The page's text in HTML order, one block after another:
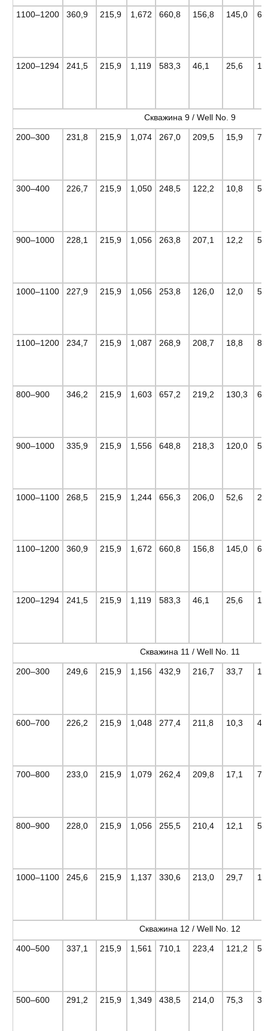
1100–1200 360,9 215,9 1,672 660,8 156,8 145,0
1200–1294 241,5 215,9 1,119 583,3 46,1 25,6
Скважина 9 / Well No. 9
200–300 231,8 215,9 1,074 267,0 209,5 15,9
300–400 226,7 215,9 1,050 248,5 122,2 10,8
900–1000 228,1 215,9 1,056 263,8 207,1 12,2
1000–1100 227,9 215,9 1,056 253,8 126,0 12,0
1100–1200 234,7 215,9 1,087 268,9 208,7 18,8
800–900 346,2 215,9 1,603 657,2 219,2 130,3
900–1000 335,9 215,9 1,556 648,8 218,3 120,0
1000–1100 268,5 215,9 1,244 656,3 206,0 52,6
1100–1200 360,9 215,9 1,672 660,8 156,8 145,0
1200–1294 241,5 215,9 1,119 583,3 46,1 25,6
Скважина 11 / Well No. 11
200–300 249,6 215,9 1,156 432,9 216,7 33,7
600–700 226,2 215,9 1,048 277,4 211,8 10,3
700–800 233,0 215,9 1,079 262,4 209,8 17,1
800–900 228,0 215,9 1,056 255,5 210,4 12,1
1000–1100 245,6 215,9 1,137 330,6 213,0 29,7
Скважина 12 / Well No. 12
400–500 337,1 215,9 1,561 710,1 223,4 121,2
500–600 291,2 215,9 1,349 438,5 214,0 75,3